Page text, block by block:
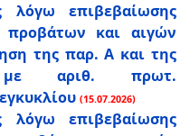
λόγω επιβεβαίωσης
προβάτων και αιγών
της παρ. Α και της
αριθ. πρωτ.
(15.07.2026)
λόγω επιβεβαίωσης